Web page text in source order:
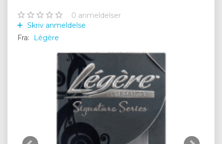
0 anmeldelser
Skriv anmeldelse
Fra:
Légère